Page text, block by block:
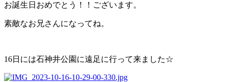
お誕生日おめでとう！！ございます。
素敵なお兄さんになってね。
16日には石神井公園に遠足に行って来ました☆